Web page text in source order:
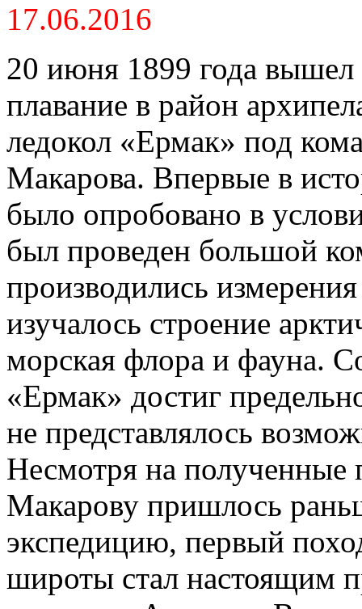
17.06.2016
20 июня 1899 года вышел
плавание в район
ледокол «Ермак» под
Макарова. Впервые в
было опробовано в
был проведен большой
производились
изучалось строение
морская флора и фауна.
«Ермак» достиг
не представлялось
Несмотря на полученные
Макарову пришлось
экспедицию, первый
широты стал настоящим